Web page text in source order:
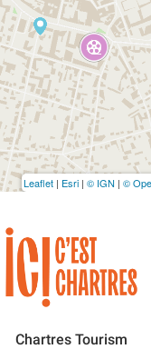
Leaflet | Esri | © IGN | ©
Chartres Tourism